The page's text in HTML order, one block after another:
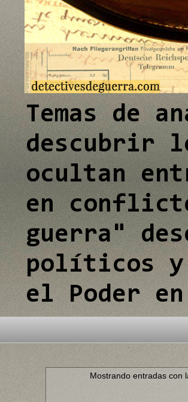
Temas de
descubrir
ocultan
en
guerra"
políticos y
el Poder
Mostrando entradas con